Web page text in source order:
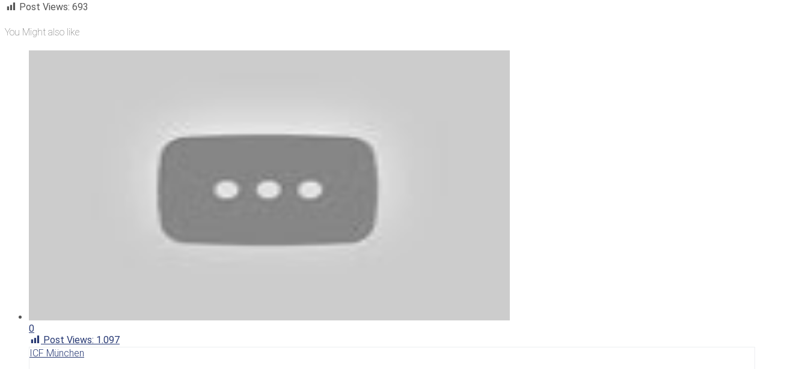
Post Views: 693
You Might also like
0
Post Views: 1.097
ICF München